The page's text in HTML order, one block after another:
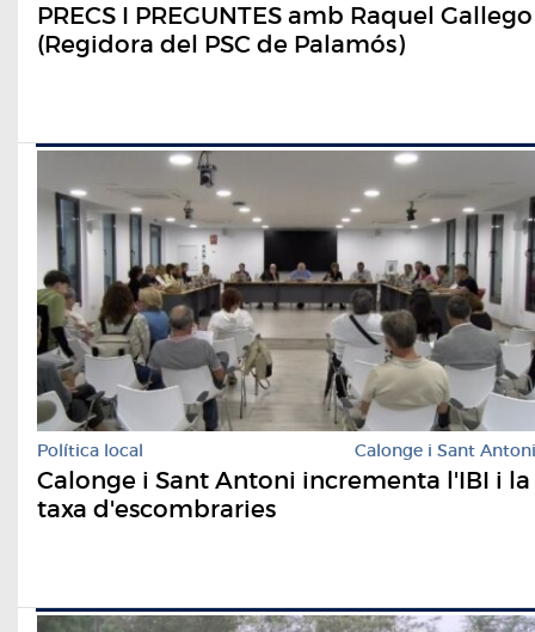
PRECS I PREGUNTES amb Raquel Gallego
(Regidora del PSC de Palamós)
Política local Calonge i Sant Antoni
Calonge i Sant Antoni incrementa l'IBI i la
taxa d'escombraries